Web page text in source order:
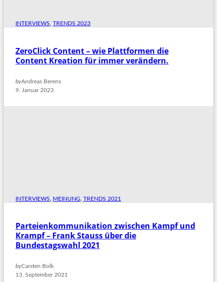
INTERVIEWS TRENDS 2023
ZeroClick Content – wie Plattformen die
Content Kreation für immer verändern.
byAndreas Berens
9. Januar 2023
INTERVIEWS MEINUNG TRENDS 2021
Parteienkommunikation zwischen Kampf und
Krampf – Frank Stauss über die
Bundestagswahl 2021
byCarsten Bolk
13. September 2021